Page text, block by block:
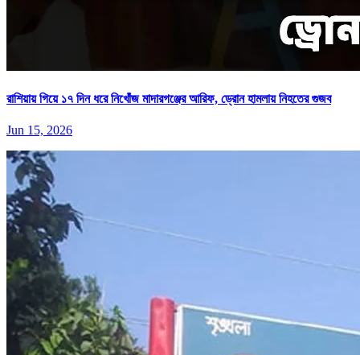
রাশিয়ায় গিয়ে ১৭ দিন ধরে নিখোঁজ মাদারগঞ্জের আরিফ, ড্রোন হামলায় নিহতের গুজব
Jun 15, 2026